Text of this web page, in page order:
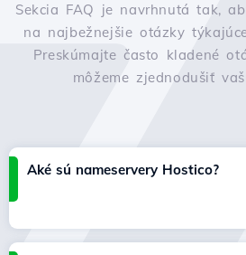
Sekcia FAQ je navrhnutá tak,
na najbežnejšie otázky
Preskúmajte často kladené
môžeme zjednodušiť
Aké sú nameservery Hostico?